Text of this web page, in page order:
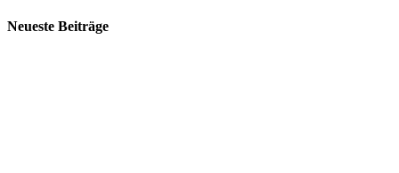
Neueste Beiträge